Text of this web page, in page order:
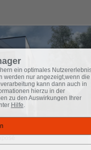
ein optimales
werden nur angezeigt,wenn die
kann dann auch in
hierzu in der
zu den Auswirkungen Ihrer
Hilfe